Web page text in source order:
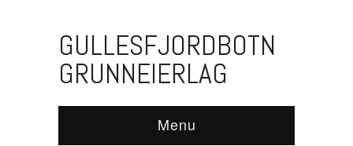
GULLESFJORDBOTN
GRUNNEIERLAG
Menu
LAKSELVA –